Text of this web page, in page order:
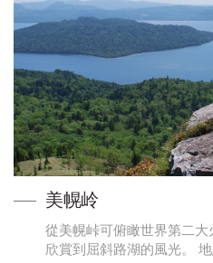
美幌岭
從美幌峠可俯瞰世界第二
欣